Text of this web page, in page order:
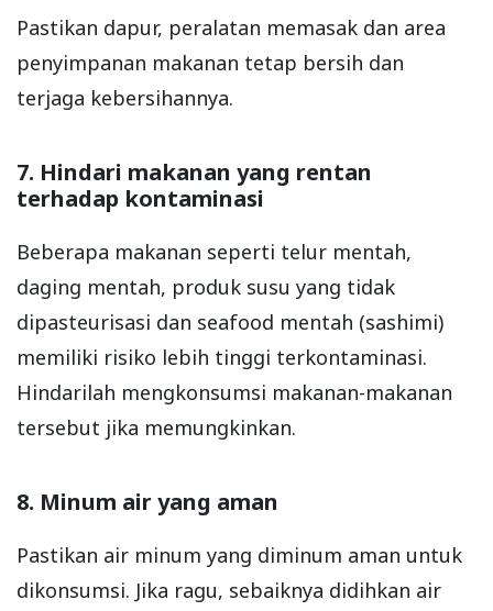
Pastikan dapur, peralatan memasak dan area
penyimpanan makanan tetap bersih dan
terjaga kebersihannya.
7. Hindari makanan yang rentan
terhadap kontaminasi
Beberapa makanan seperti telur mentah,
daging mentah, produk susu yang tidak
dipasteurisasi dan seafood mentah (sashimi)
memiliki risiko lebih tinggi terkontaminasi.
Hindarilah mengkonsumsi makanan-makanan
tersebut jika memungkinkan.
8. Minum air yang aman
Pastikan air minum yang diminum aman untuk
dikonsumsi. Jika ragu, sebaiknya didihkan air